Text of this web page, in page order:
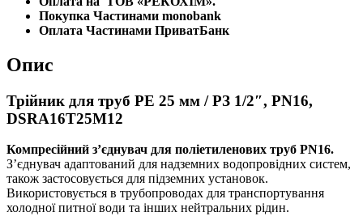
Покупка Частинами monobank
Оплата Частинами ПриватБанк
Опис
Трійник для труб PE 25 мм / РЗ 1/2″, PN16,
DSRA16T25M12
Компресійний з’єднувач для поліетиленових труб PN16.
З’єднувач адаптований для надземних водопровідних систем,
також застосовується для підземних установок.
Використовується в трубопроводах для транспортування
холодної питної води та інших нейтральних рідин.